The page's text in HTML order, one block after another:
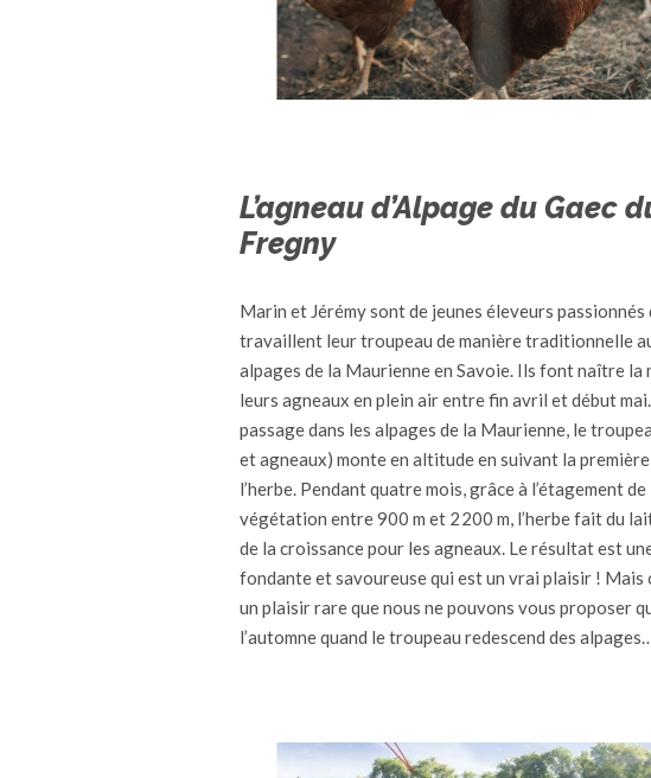
L’agneau d’Alpage du Gaec
Fregny
Marin et Jérémy sont de jeunes éleveurs passionnés
travaillent leur troupeau de manière traditionnelle
alpages de la Maurienne en Savoie. Ils font naître la
leurs agneaux en plein air entre fin avril et début
passage dans les alpages de la Maurienne, le
et agneaux) monte en altitude en suivant la
l’herbe. Pendant quatre mois, grâce à l’étagement de
végétation entre 900 m et 2 200 m, l’herbe fait du
de la croissance pour les agneaux. Le résultat est
fondante et savoureuse qui est un vrai plaisir ! Mais
un plaisir rare que nous ne pouvons vous proposer
l’automne quand le troupeau redescend des